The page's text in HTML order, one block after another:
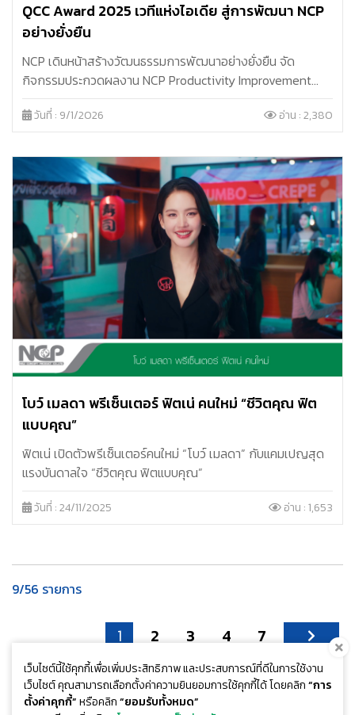
เว็บไซต์นี้ใช้คุกกี้เพื่อเพิ่มประสิทธิภาพ และประสบการณ์ที่ดีในการใช้งาน
เว็บไซต์ คุณสามารถเลือกตั้งค่าความยินยอมการใช้คุกกี้ได้ โดยคลิก“การ
ตั้งค่าคุกกี้”หรือคลิก“ยอมรับทั้งหมด”
QCC Award 2025 เวทีแห่งไอเดีย สู่การพัฒนา NCP
อย่างยั่งยืน
NCP เดินหน้าสร้างวัฒนธรรมการพัฒนาอย่างยั่งยืน จัด
กิจกรรมประกวดผลงาน NCP Productivity Improvement
(NPI) & QCC ประจำปี 2025
วันที่ : 9/1/2026 อ่าน : 2,380
โบว์ เมลดา พรีเซ็นเตอร์ ฟิตเน่ คนใหม่ “ชีวิตคุณ ฟิต
แบบคุณ”
ฟิตเน่ เปิดตัวพรีเซ็นเตอร์คนใหม่ “โบว์ เมลดา” กับแคมเปญสุด
แรงบันดาลใจ “ชีวิตคุณ ฟิตแบบคุณ”
วันที่ : 24/11/2025 อ่าน : 1,653
9/56 รายการ
1 2 3 4 7